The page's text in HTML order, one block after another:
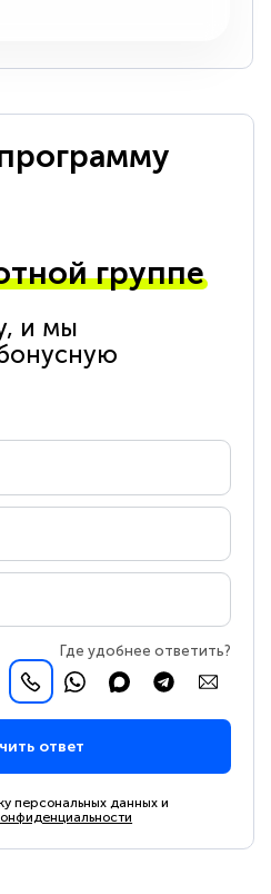
группе
и мы
Где удобнее ответить?
ответ
персональных данных и